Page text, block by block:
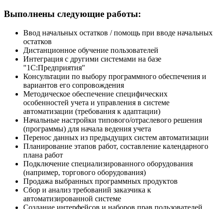
Выполнены следующие работы:
Ввод начальных остатков / помощь при вводе начальных
остатков
Дистанционное обучение пользователей
Интеграция с другими системами на базе
"1С:Предприятия"
Консультации по выбору программного обеспечения и
вариантов его сопровождения
Методическое обеспечение специфических
особенностей учета и управления в системе
автоматизации (требования к адаптации)
Начальные настройки типового/отраслевого решения
(программы) для начала ведения учета
Перенос данных из предыдущих систем автоматизации
Планирование этапов работ, составление календарного
плана работ
Подключение специализированного оборудования
(например, торгового оборудования)
Продажа выбранных программных продуктов
Сбор и анализ требований заказчика к
автоматизированной системе
Создание интерфейсов и наборов прав пользователей